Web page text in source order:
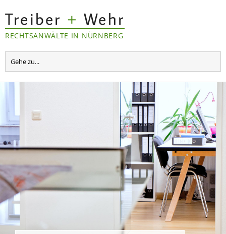
Treiber + Wehr
RECHTSANWÄLTE IN NÜRNBERG